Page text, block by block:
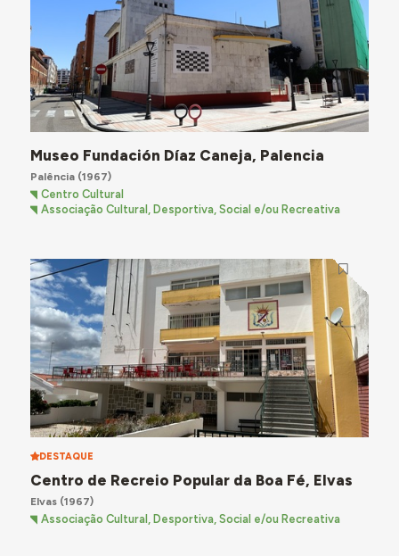
Museo Fundación Díaz Caneja, Palencia
Palência (1967)
Centro Cultural
Associação Cultural, Desportiva, Social e/ou Recreativa
DESTAQUE
Centro de Recreio Popular da Boa Fé, Elvas
Elvas(1967)
Associação Cultural, Desportiva, Social e/ou Recreativa